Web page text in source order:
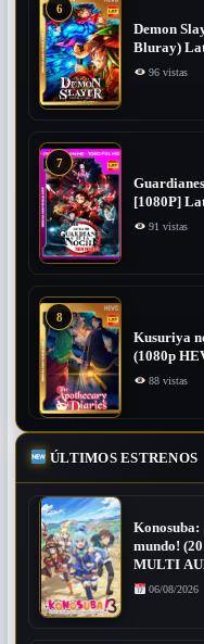
6
Demon
Bluray)
96 vistas
7
[1080P]
91 vistas
8
Kusuriya
(1080p
88 vistas
ÚLTIMOS ESTRENOS
Konosuba:
mundo!
MULTI
06/08/2026